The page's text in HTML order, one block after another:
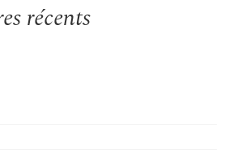
récents